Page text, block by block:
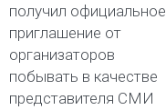
получил официальное
приглашение от
организаторов
побывать в качестве
представителя СМИ